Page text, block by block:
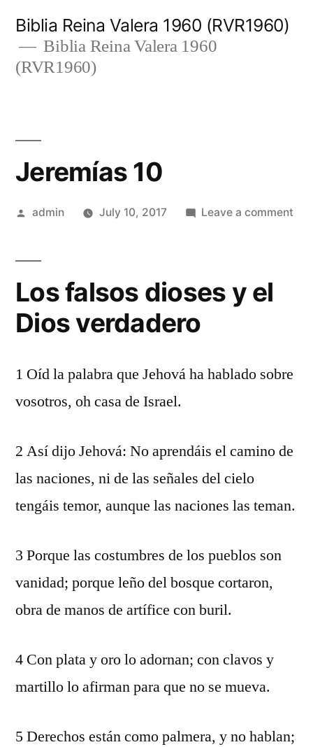
content
Biblia Reina Valera 1960 (RVR1960)
Biblia Reina Valera 1960
(RVR1960)
Jeremías 10
Posted
admin July 10, 2017 Leave a comment
Los falsos dioses y el
Dios verdadero
1 Oíd la palabra que Jehová ha hablado sobre
vosotros, oh casa de Israel.
2 Así dijo Jehová: No aprendáis el camino de
las naciones, ni de las señales del cielo
tengáis temor, aunque las naciones las teman.
3 Porque las costumbres de los pueblos son
vanidad; porque leño del bosque cortaron,
obra de manos de artífice con buril.
4 Con plata y oro lo adornan; con clavos y
martillo lo afirman para que no se mueva.
5 Derechos están como palmera, y no hablan;